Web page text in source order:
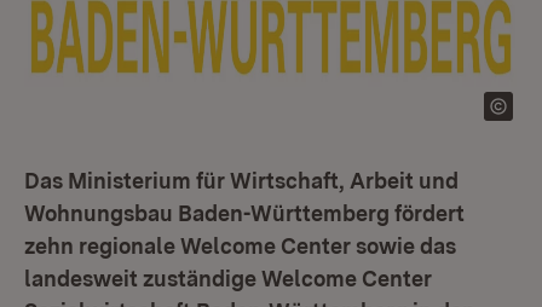
Das Ministerium für Wirtschaft, Arbeit und
Wohnungsbau Baden-Württemberg fördert
zehn regionale Welcome Center sowie das
landesweit zuständige Welcome Center